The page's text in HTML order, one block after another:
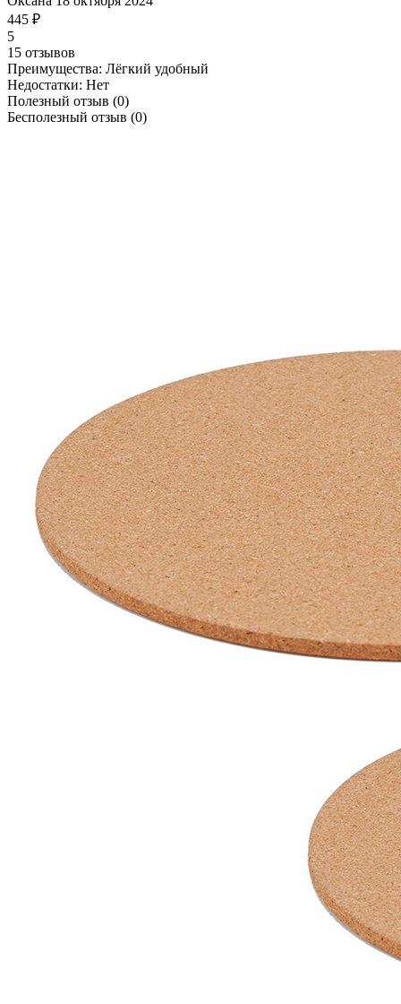
445 ₽
5
15 отзывов
Преимущества: Лёгкий удобный
Недостатки: Нет
Полезный отзыв (0)
Бесполезный отзыв (0)